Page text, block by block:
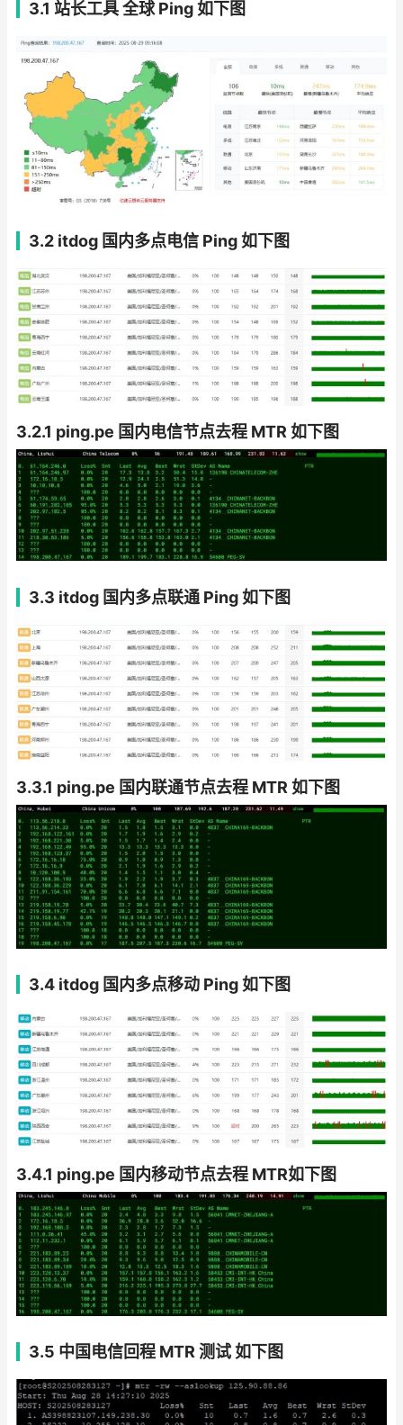
3.1 站长工具 全球 Ping如下图
3.2 itdog 国内多点电信 Ping如下图
3.2.1 ping.pe 国内电信节点去程 MTR 如下图
3.3 itdog 国内多点联通 Ping 如下图
3.3.1 ping.pe 国内联通节点去程 MTR 如下图
3.4 itdog 国内多点移动 Ping 如下图
3.4.1 ping.pe 国内移动节点去程 MTR如下图
3.5 中国电信回程 MTR 测试 如下图